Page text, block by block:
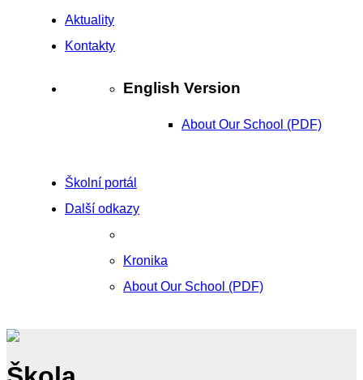
Aktuality
Kontakty
English Version
About Our School (PDF)
Školní portál
Další odkazy
Kronika
About Our School (PDF)